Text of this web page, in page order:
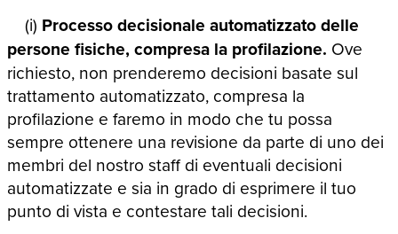
(i) Processo decisionale automatizzato delle
persone fisiche, compresa la profilazione. Ove
richiesto, non prenderemo decisioni basate sul
trattamento automatizzato, compresa la
profilazione e faremo in modo che tu possa
sempre ottenere una revisione da parte di uno dei
membri del nostro staff di eventuali decisioni
automatizzate e sia in grado di esprimere il tuo
punto di vista e contestare tali decisioni.